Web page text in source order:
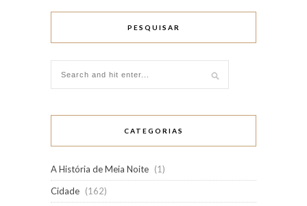
PESQUISAR
CATEGORIAS
A História de Meia Noite (1)
Cidade (162)